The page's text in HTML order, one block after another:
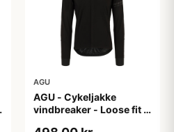
AGU
AGU - Cykeljakke
vindbreaker - Loose fit -